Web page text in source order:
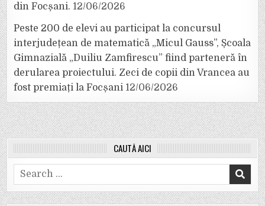
din Focșani. 12/06/2026
Peste 200 de elevi au participat la concursul
interjudețean de matematică „Micul Gauss”, Școala
Gimnazială „Duiliu Zamfirescu” fiind parteneră în
derularea proiectului. Zeci de copii din Vrancea au
fost premiați la Focșani 12/06/2026
CAUTĂ AICI
Search
for: